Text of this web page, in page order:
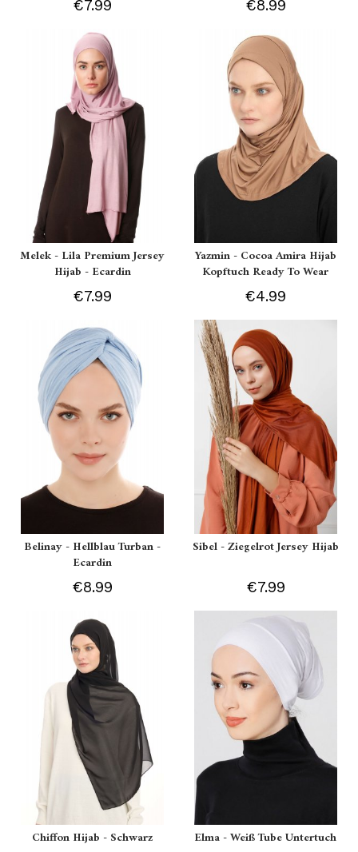
€7.99 €8.99
Melek - Lila Premium Jersey
Hijab - Ecardin
€7.99
Yazmin - Cocoa Amira Hijab
Kopftuch Ready To Wear
€4.99
Belinay - Hellblau Turban -
Ecardin
€8.99
Sibel - Ziegelrot Jersey Hijab
€7.99
Chiffon Hijab - Schwarz Elma - Weiß Tube Untertuch